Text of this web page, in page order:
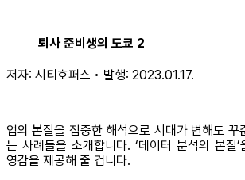
퇴사 준비생의 도쿄 2
저자: 시티호퍼스 • 발행: 2023.01.17.
업의 본질을 집중한 해석으로 시대가 변해도 꾸
는 사례들을 소개합니다. ‘데이터 분석의 본질
영감을 제공해 줄 겁니다.